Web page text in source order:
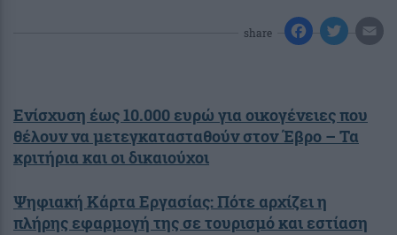
share
Ενίσχυση έως 10.000 ευρώ για οικογένειες που
θέλουν να μετεγκατασταθούν στον Έβρο – Τα
κριτήρια και οι δικαιούχοι
Ψηφιακή Κάρτα Εργασίας: Πότε αρχίζει η
πλήρης εφαρμογή της σε τουρισμό και εστίαση